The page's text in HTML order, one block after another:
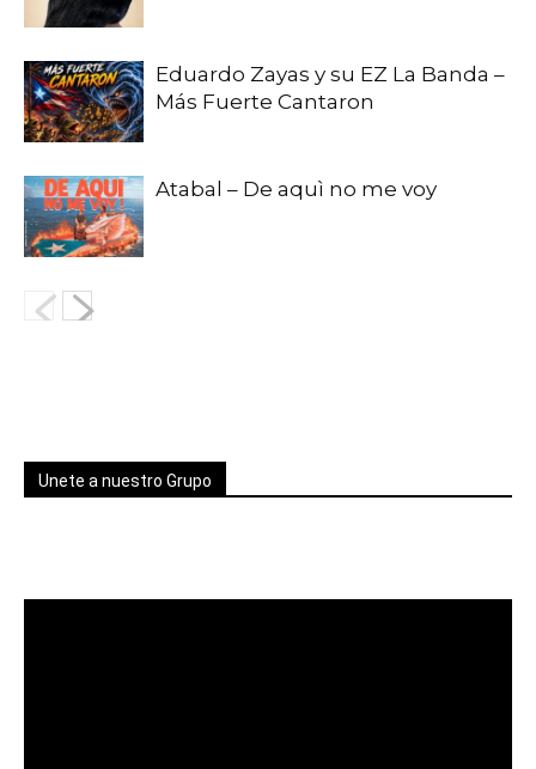
Eduardo Zayas y su EZ La Banda –
Más Fuerte Cantaron
Atabal – De aquì no me voy
Unete a nuestro Grupo